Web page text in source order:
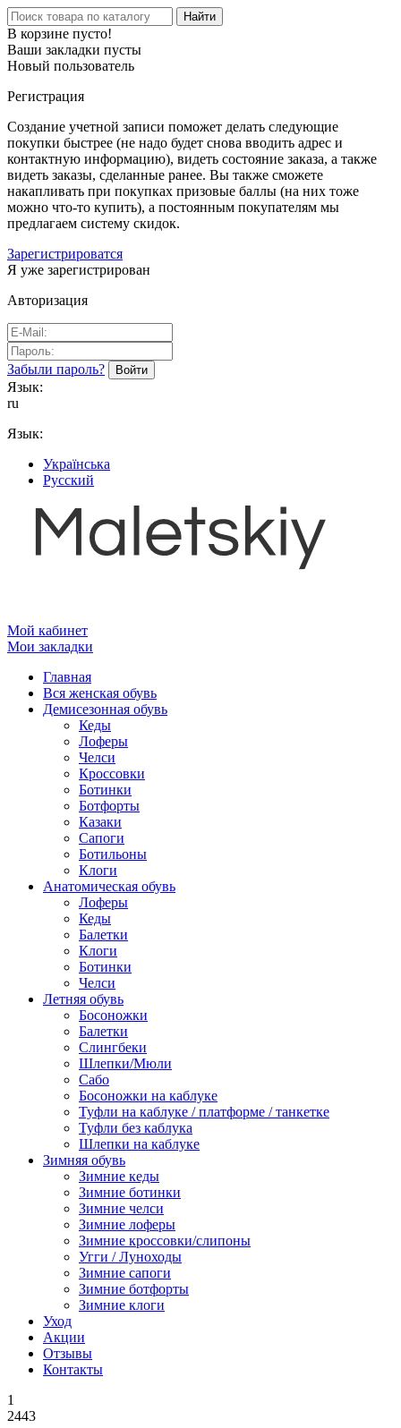
Найти
В корзине пусто!
Ваши закладки пусты
Новый пользователь
Регистрация
Создание учетной записи поможет делать следующие
покупки быстрее (не надо будет снова вводить адрес и
контактную информацию), видеть состояние заказа, а также
видеть заказы, сделанные ранее. Вы также сможете
накапливать при покупках призовые баллы (на них тоже
можно что-то купить), а постоянным покупателям мы
предлагаем систему скидок.
Зарегистрироватся
Я уже зарегистрирован
Авторизация
Забыли пароль?
Язык:
ru
Язык:
Українська
Русский
Мой кабинет
Мои закладки
Главная
Вся женская обувь
Демисезонная обувь
Кеды
Лоферы
Челси
Кроссовки
Ботинки
Ботфорты
Казаки
Сапоги
Ботильоны
Клоги
Анатомическая обувь
Лоферы
Кеды
Балетки
Клоги
Ботинки
Челси
Летняя обувь
Босоножки
Балетки
Слингбеки
Шлепки/Мюли
Сабо
Босоножки на каблуке
Туфли на каблуке / платформе / танкетке
Туфли без каблука
Шлепки на каблуке
Зимняя обувь
Зимние кеды
Зимние ботинки
Зимние челси
Зимние лоферы
Зимние кроссовки/слипоны
Угги / Луноходы
Зимние сапоги
Зимние ботфорты
Зимние клоги
Уход
Акции
Отзывы
Контакты
1
2443